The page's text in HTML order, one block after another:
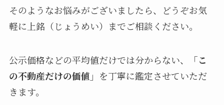
そのようなお悩みがございましたら、どうぞお気
軽に上銘（じょうめい）までご相談ください。
公示価格などの平均値だけでは分からない、
「こ
の不動産だけの価値」 を丁寧に鑑定させていただ
きます。